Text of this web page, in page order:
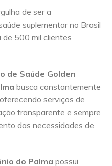
de ser a
suplementar no Brasil
500 mil clientes
de Saúde Golden
busca constantemente
serviços de
transparente e sempre
das necessidades de
do Palma possui